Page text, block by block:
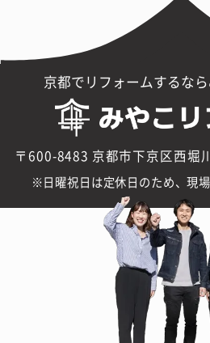
京都でリフォームするな
〒600-8483 京都市下京区西堀
日曜祝日は定休日のため、現